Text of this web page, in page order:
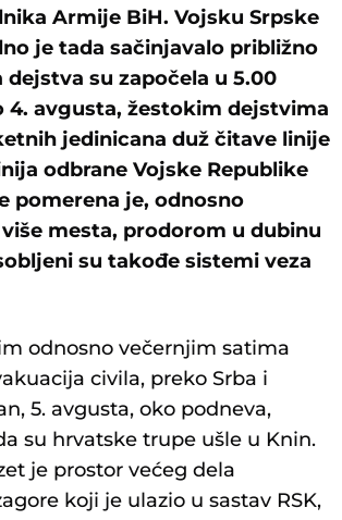
Armije BiH. Vojsku Srpske
je tada sačinjavalo približno
dejstva su započela u 5.00
4. avgusta, žestokim dejstvima
jedinicana duž čitave linije
odbrane Vojske Republike
pomerena je, odnosno
mesta, prodorom u dubinu
su takođe sistemi veza
odnosno večernjim satima
civila, preko Srba i
5. avgusta, oko podneva,
su hrvatske trupe ušle u Knin.
je prostor većeg dela
koji je ulazio u sastav RSK,